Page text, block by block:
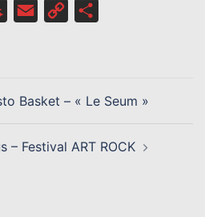
Snapchat
Email
Copy
Basket – « Le Seum »
– Festival ART ROCK